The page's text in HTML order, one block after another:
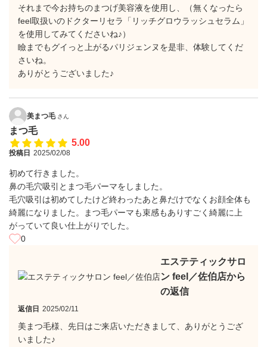
それまで今お持ちのまつげ美容液を使用し、（無くなったら
feel取扱いのドクターリセラ「リッチグロウラッシュセラム」
を使用してみてくださいね♪）
瞼までもグイっと上がるパリジェンヌを是非、体験してくだ
さいね。
ありがとうございました♪
美まつ毛 さん
まつ毛
5.00
投稿日 2025/02/08
初めて行きました。
鼻の毛穴吸引とまつ毛パーマをしました。
毛穴吸引は初めてしたけど終わったあと鼻だけでなくお顔全体も
綺麗になりました。まつ毛パーマも束感もありすごく綺麗に上
がっていて良い仕上がりでした。
0
エステティックサロ
ン feel／佐伯店から
の返信
返信日 2025/02/11
美まつ毛様、先日はご来店いただきまして、ありがとうござ
いました♪